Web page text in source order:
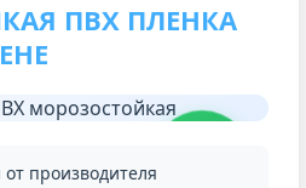
ПВХ ПЛЕНКА
производителя